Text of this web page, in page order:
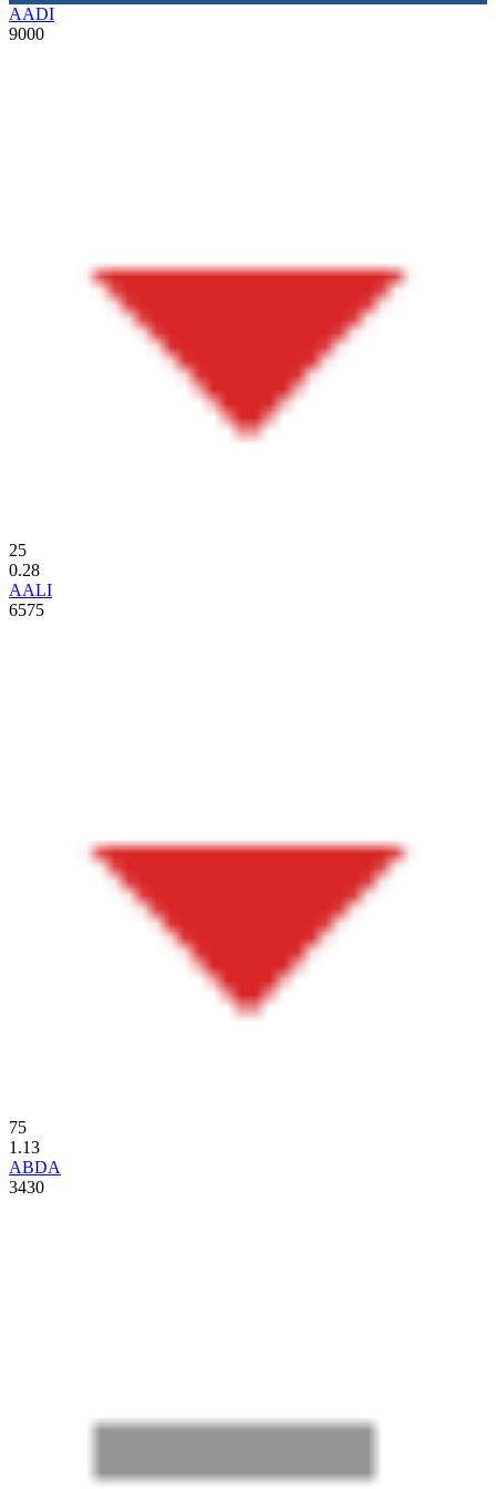
AADI
9000
25
0.28
AALI
6575
75
1.13
ABDA
3430